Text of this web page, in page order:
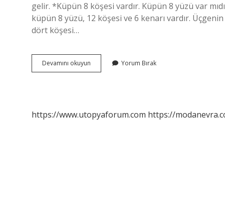
gelir. *Küpün 8 köşesi vardır. Küpün 8 yüzü var
küpün 8 yüzü, 12 köşesi ve 6 kenarı vardır.
dört köşesi…
Devamını okuyun
Kaç
Yorum Bırak
https://www.utopyaforum.com https://